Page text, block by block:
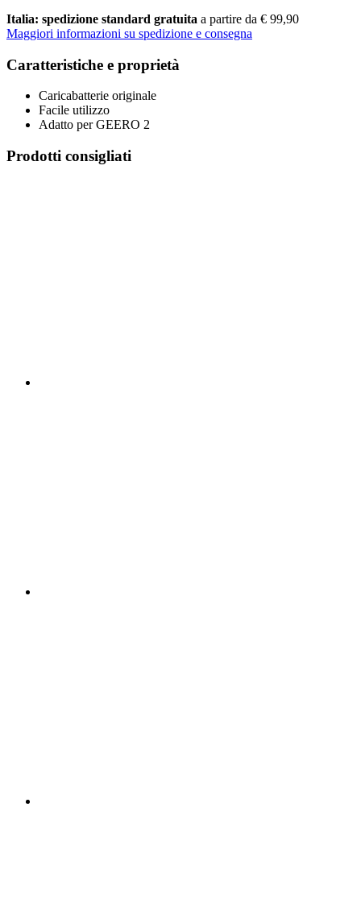
Italia: spedizione standard gratuita a partire da € 99,90
Maggiori informazioni su spedizione e consegna
Caratteristiche e proprietà
Caricabatterie originale
Facile utilizzo
Adatto per GEERO 2
Prodotti consigliati